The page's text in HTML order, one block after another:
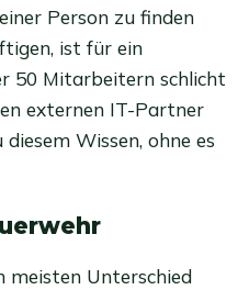
Person zu finden
ist für ein
50 Mitarbeitern schlicht
externen IT-Partner
Wissen, ohne es
meisten Unterschied